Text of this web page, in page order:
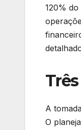
120%
A
O